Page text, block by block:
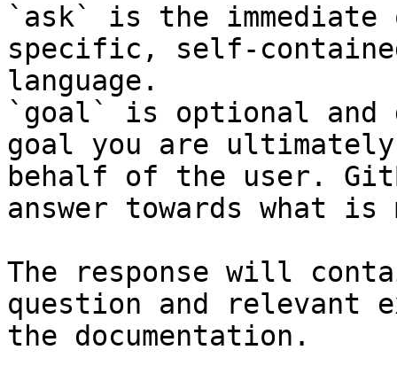
`ask` is the
specific, self-
language.
`goal` is optional and
goal you are
behalf of the user.
answer towards what
The response will
question and relevant
the documentation.